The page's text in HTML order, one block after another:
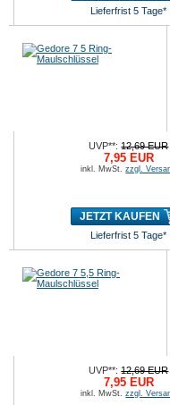
Lieferfrist 5 Tage*
UVP**:12,69 EUR
7,95 EUR
inkl. MwSt.zzgl.
JETZT KAUFEN
Lieferfrist 5 Tage*
UVP**:12,69 EUR
7,95 EUR
inkl. MwSt.zzgl.